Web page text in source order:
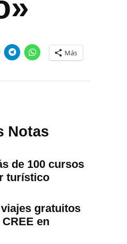
Más
Notas
de 100 cursos
turístico
gratuitos
en